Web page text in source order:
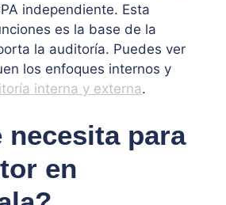
independiente. Esta
es la base de la
la auditoría. Puedes ver
los enfoques internos y
interna y externa.
necesita para
en